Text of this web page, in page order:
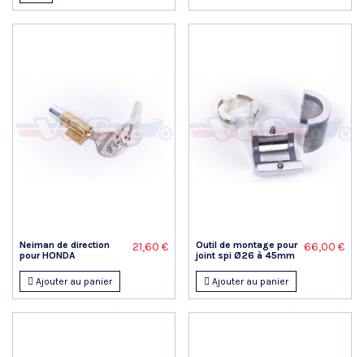
Neiman de direction
pour HONDA
21,60 €
Ajouter au panier
Outil de montage pour
joint spi Ø26 à 45mm
66,00 €
Ajouter au panier